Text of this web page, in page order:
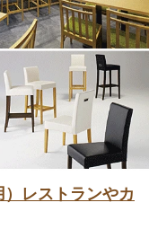
レストランやカ